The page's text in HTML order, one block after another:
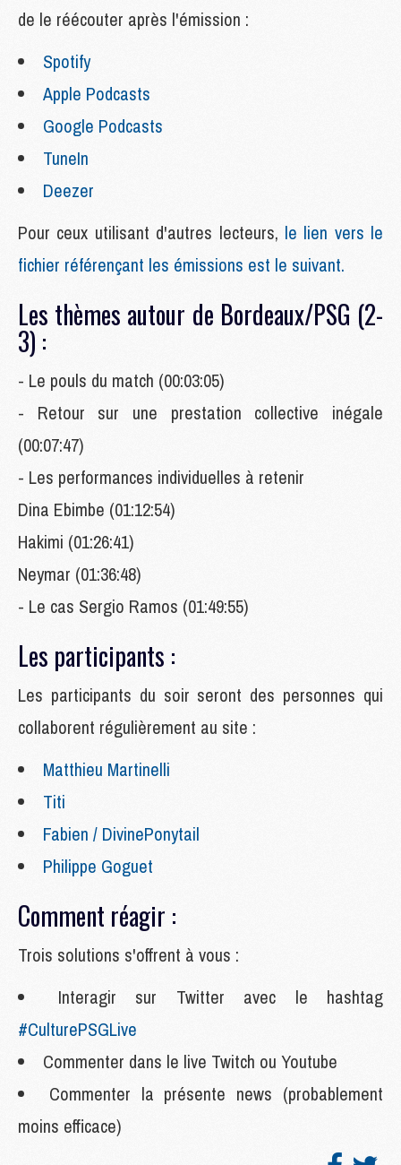
de le réécouter après l'émission :
Spotify
Apple Podcasts
Google Podcasts
TuneIn
Deezer
Pour ceux utilisant d'autres lecteurs, le lien vers le
fichier référençant les émissions est le suivant.
Les thèmes autour de Bordeaux/PSG (2-
3) :
- Le pouls du match (00:03:05)
- Retour sur une prestation collective inégale
(00:07:47)
- Les performances individuelles à retenir
Dina Ebimbe (01:12:54)
Hakimi (01:26:41)
Neymar (01:36:48)
- Le cas Sergio Ramos (01:49:55)
Les participants :
Les participants du soir seront des personnes qui
collaborent régulièrement au site :
Matthieu Martinelli
Titi
Fabien / DivinePonytail
Philippe Goguet
Comment réagir :
Trois solutions s'offrent à vous :
Interagir sur Twitter avec le hashtag
#CulturePSGLive
Commenter dans le live Twitch ou Youtube
Commenter la présente news (probablement
moins efficace)